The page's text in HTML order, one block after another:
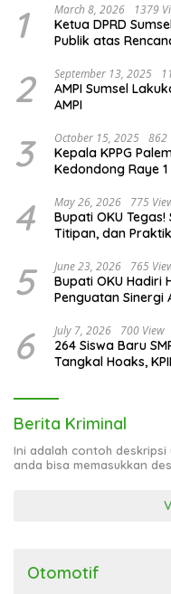
1 March 8, 2026 1379
Ketua DPRD
Publik atas
2 September 13, 2025
AMPI Sumsel
AMPI
3 October 15, 2025 862
Kepala KPPG
Kedondong Raye 1
4 May 26, 2026 775
Bupati OKU
Titipan, dan
5 June 23, 2026 765
Bupati OKU Hadiri
Penguatan Sinergi
6 July 7, 2026 700 View
264 Siswa Baru
Tangkal Hoaks,
Berita Kriminal
Ini adalah contoh
anda bisa memasukkan
Otomotif